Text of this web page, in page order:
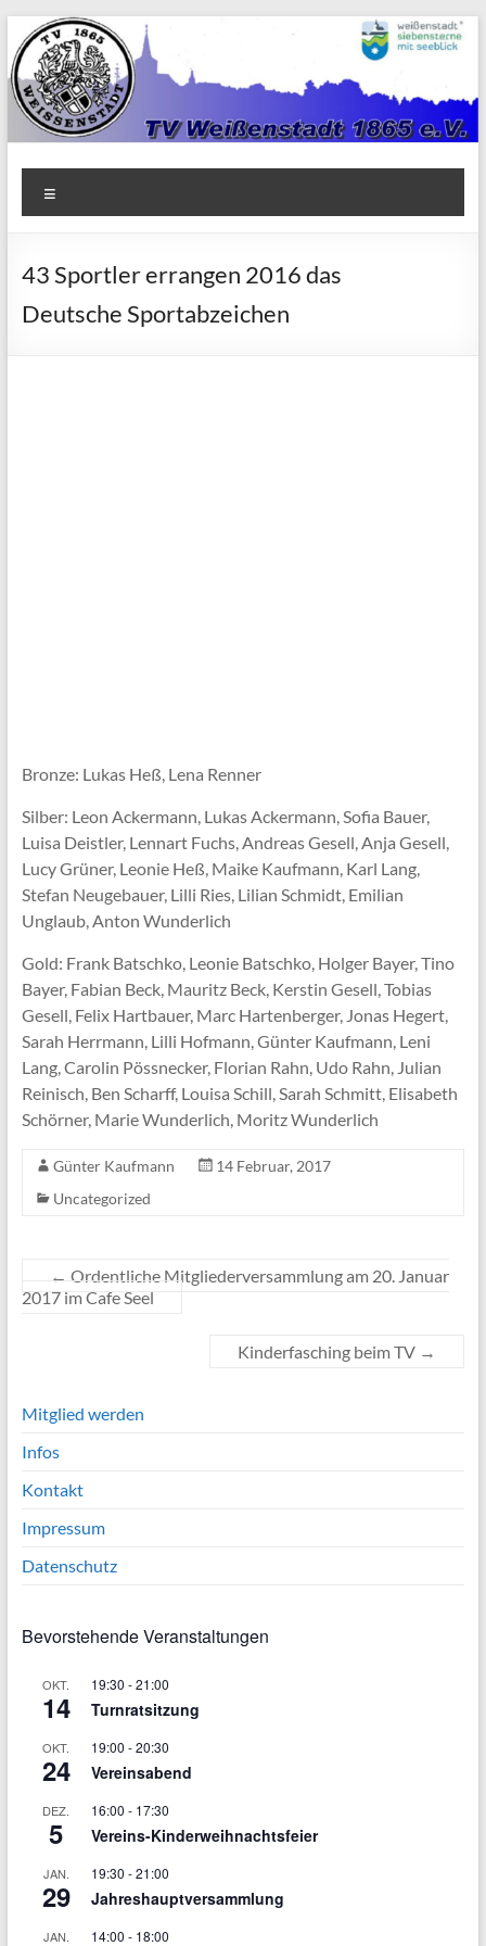
Zum
Inhalt
springen
TV
1865
Weißenstadt
e.V.
43 Sportler errangen 2016 das
Deutsche Sportabzeichen
Bronze: Lukas Heß, Lena Renner
Silber: Leon Ackermann, Lukas Ackermann, Sofia Bauer,
Luisa Deistler, Lennart Fuchs, Andreas Gesell, Anja Gesell,
Lucy Grüner, Leonie Heß, Maike Kaufmann, Karl Lang,
Stefan Neugebauer, Lilli Ries, Lilian Schmidt, Emilian
Unglaub, Anton Wunderlich
Gold: Frank Batschko, Leonie Batschko, Holger Bayer, Tino
Bayer, Fabian Beck, Mauritz Beck, Kerstin Gesell, Tobias
Gesell, Felix Hartbauer, Marc Hartenberger, Jonas Hegert,
Sarah Herrmann, Lilli Hofmann, Günter Kaufmann, Leni
Lang, Carolin Pössnecker, Florian Rahn, Udo Rahn, Julian
Reinisch, Ben Scharff, Louisa Schill, Sarah Schmitt, Elisabeth
Schörner, Marie Wunderlich, Moritz Wunderlich
Günter Kaufmann
14 Februar, 2017
Uncategorized
← Ordentliche Mitgliederversammlung am 20. Januar
2017 im Cafe Seel
Kinderfasching beim TV →
Mitglied werden
Infos
Kontakt
Impressum
Datenschutz
Bevorstehende Veranstaltungen
OKT.
14
19:30 -21:00
Turnratsitzung
OKT.
24
19:00 -20:30
Vereinsabend
DEZ.
5
16:00 - 17:30
Vereins-Kinderweihnachtsfeier
JAN.
29
19:30 -21:00
Jahreshauptversammlung
JAN. 14:00 - 18:00